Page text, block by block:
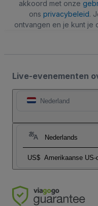
akkoord met onze
ons privacybeleid.
ontvangen en je kunt je
Live-evenementen
Nederland
Nederlands
US$ Amerikaanse US-